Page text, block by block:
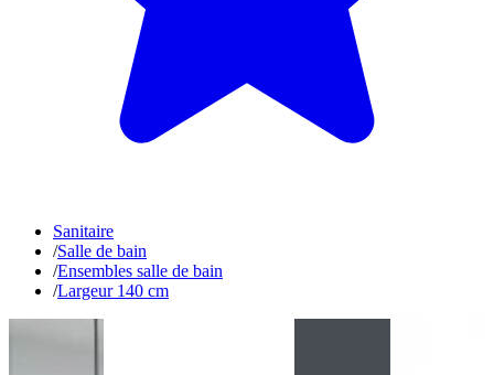
Sanitaire
/Salle de bain
/Ensembles salle de bain
/Largeur 140 cm